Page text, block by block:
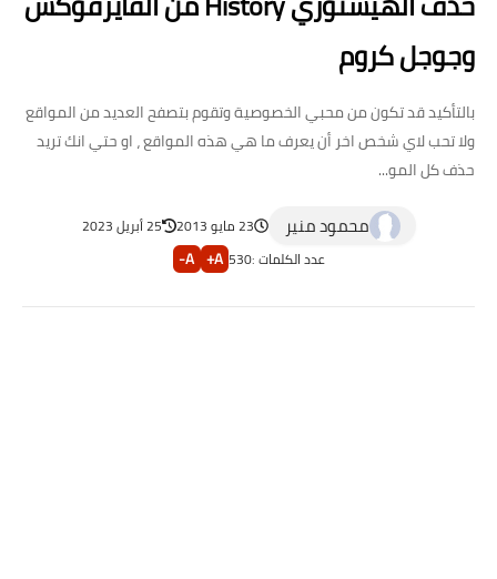
وجوجل كروم
بالتأكيد قد تكون من محبي الخصوصية وتقوم بتصفح العديد من المواقع
ولا تحب لاي شخص اخر أن يعرف ما هي هذه المواقع ، او حتي انك تريد
حذف كل المو...
محمود منير 23 مايو 2013
25 أبريل 2023
عدد الكلمات :530
A+
A-